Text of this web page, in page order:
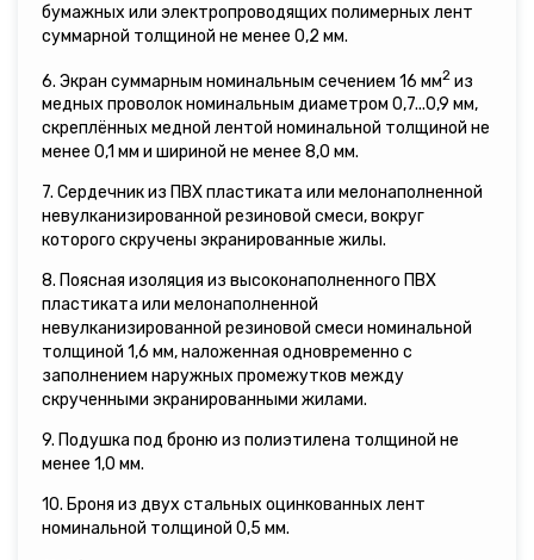
бумажных или электропроводящих полимерных лент
суммарной толщиной не менее 0,2 мм.
6. Экран суммарным номинальным сечением 16 мм2 из
медных проволок номинальным диаметром 0,7...0,9 мм,
скреплённых медной лентой номинальной толщиной не
менее 0,1 мм и шириной не менее 8,0 мм.
7. Сердечник из ПВХ пластиката или мелонаполненной
невулканизированной резиновой смеси, вокруг
которого скручены экранированные жилы.
8. Поясная изоляция из высоконаполненного ПВХ
пластиката или мелонаполненной
невулканизированной резиновой смеси номинальной
толщиной 1,6 мм, наложенная одновременно с
заполнением наружных промежутков между
скрученными экранированными жилами.
9. Подушка под броню из полиэтилена толщиной не
менее 1,0 мм.
10. Броня из двух стальных оцинкованных лент
номинальной толщиной 0,5 мм.